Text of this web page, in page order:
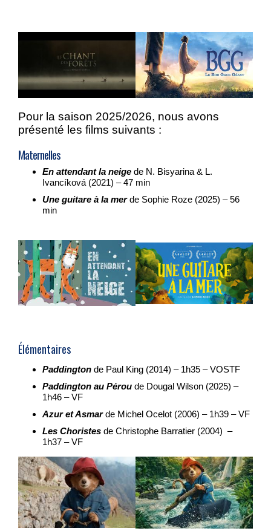
Pour la saison 2025/2026, nous avons
présenté les films suivants :
Maternelles
En attendant la neige de N. Bisyarina & L.
Ivancíková (2021) – 47 min
Une guitare à la mer de Sophie Roze (2025) – 56
min
Élémentaires
Paddington de Paul King (2014) – 1h35 – VOSTF
Paddington au Pérou de Dougal Wilson (2025) –
1h46 – VF
Azur et Asmar de Michel Ocelot (2006) – 1h39 – VF
Les Choristes de Christophe Barratier (2004) –
1h37 – VF